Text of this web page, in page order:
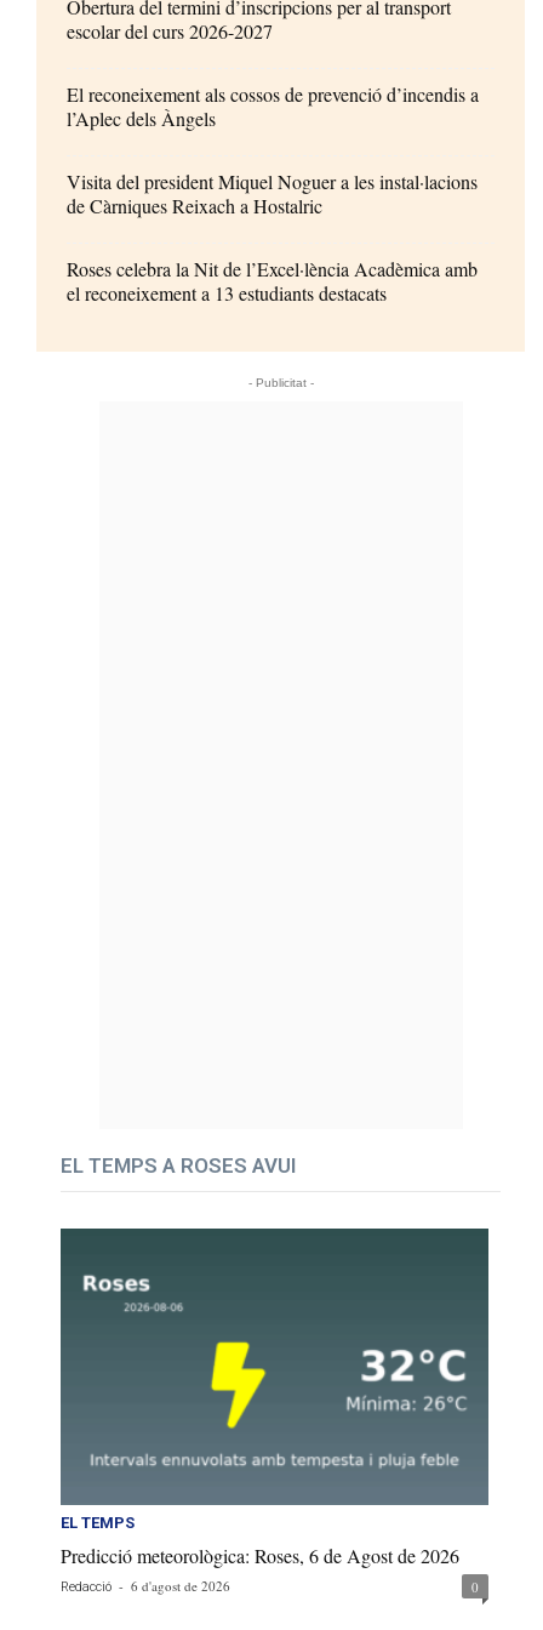
Obertura del termini d’inscripcions per al transport
escolar del curs 2026-2027
El reconeixement als cossos de prevenció d’incendis a
l’Aplec dels Àngels
Visita del president Miquel Noguer a les instal·lacions
de Càrniques Reixach a Hostalric
Roses celebra la Nit de l’Excel·lència Acadèmica amb
el reconeixement a 13 estudiants destacats
- Publicitat -
EL TEMPS A ROSES AVUI
EL TEMPS
Predicció meteorològica: Roses, 6 de Agost de 2026
Redacció - 6 d'agost de 2026 0